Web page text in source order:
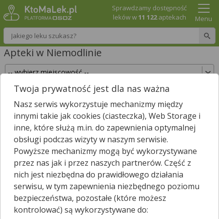
Wpisz nazwę leku
Sprawdzamy dostępność
leków w11 122aptekach Menu
Apteki w Niemodlinie
Sprawdź, które apteki w Niemodlinie posiadają
Twój lek i zarezerwuj go już teraz!
Wpisz nazwę leku
W Niemodlinie są4 apteki.
apteki zgłosiły nam, że są właśnie
otwarte.*
Wybierz typ aptek
Twoja prywatność jest dla nas ważna
Nasz serwis wykorzystuje mechanizmy między
innymi takie jak cookies (ciasteczka), Web Storage i
inne, które służą m.in. do zapewnienia optymalnej
obsługi podczas wizyty w naszym serwisie.
Powyższe mechanizmy mogą być wykorzystywane
przez nas jak i przez naszych partnerów. Część z
nich jest niezbędna do prawidłowego działania
serwisu, w tym zapewnienia niezbędnego poziomu
bezpieczeństwa, pozostałe (które możesz
kontrolować) są wykorzystywane do: